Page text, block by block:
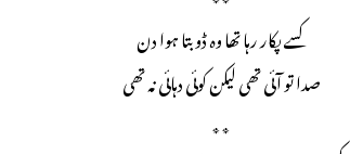
کسے پکار رہا تھا وہ ڈوبتا ہوا دن
صدا تو آئی تھی لیکن کوئی دہائی نہ تھی
٭٭